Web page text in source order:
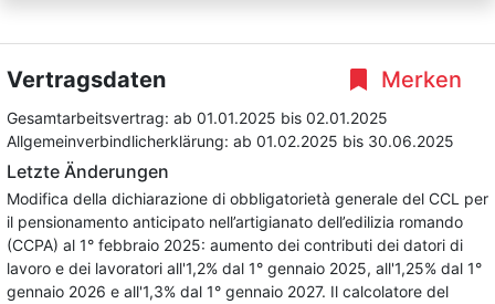
Merken
Vertragsdaten
Gesamtarbeitsvertrag: ab 01.01.2025 bis 02.01.2025
Allgemeinverbindlicherklärung: ab 01.02.2025 bis 30.06.2025
Letzte Änderungen
Modifica della dichiarazione di obbligatorietà generale del CCL per
il pensionamento anticipato nell’artigianato dell’edilizia romando
(CCPA) al 1° febbraio 2025: aumento dei contributi dei datori di
lavoro e dei lavoratori all'1,2% dal 1° gennaio 2025, all'1,25% dal 1°
gennaio 2026 e all'1,3% dal 1° gennaio 2027. Il calcolatore del